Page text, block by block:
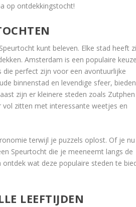
op ontdekkingstocht!
kunt beleven. Elke stad heeft
Amsterdam is een populaire
perfect zijn voor een avontuurlijke
binnenstad en levendige sfeer,
zijn er kleinere steden zoals Zutphen
zitten met interessante weetjes en
terwijl je puzzels oplost. Of je
Speurtocht die je meeneemt langs de
wat deze populaire steden te
LEEFTIJDEN